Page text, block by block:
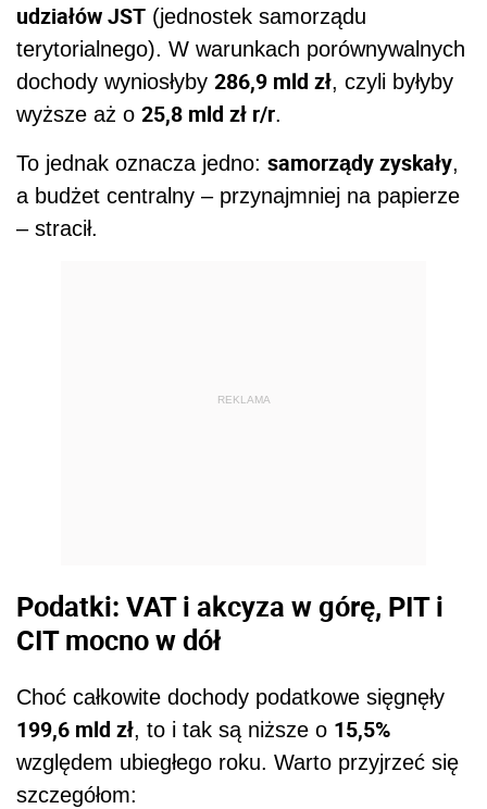
udziałów JST (jednostek samorządu
terytorialnego). W warunkach porównywalnych
dochody wyniosłyby 286,9 mld zł, czyli byłyby
wyższe aż o 25,8 mld zł r/r.
To jednak oznacza jedno: samorządy zyskały,
a budżet centralny – przynajmniej na papierze
– stracił.
REKLAMA
Podatki: VAT i akcyza w górę, PIT i
CIT mocno w dół
Choć całkowite dochody podatkowe sięgnęły
199,6 mld zł, to i tak są niższe o 15,5%
względem ubiegłego roku. Warto przyjrzeć się
szczegółom: